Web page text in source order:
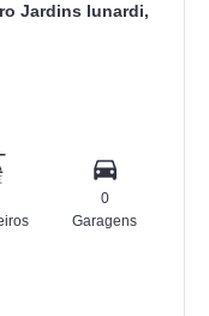
Jardins lunardi,
0
Garagens